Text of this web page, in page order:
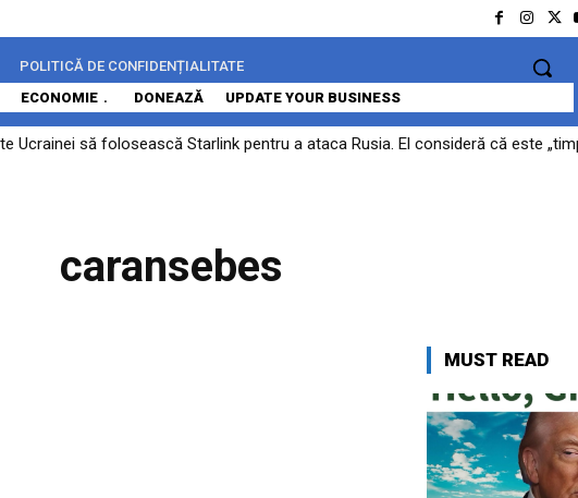
POLITICĂ DE CONFIDENȚIALITATE
ECONOMIE DONEAZĂ UPDATE YOUR BUSINESS
Ucrainei să folosească Starlink pentru a ataca Rusia. El consideră că este
caransebes
MUST READ